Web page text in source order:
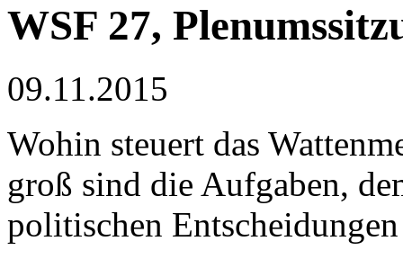
WSF 27,
09.11.2015
Wohin steuert das
groß sind die Aufgaben,
politischen